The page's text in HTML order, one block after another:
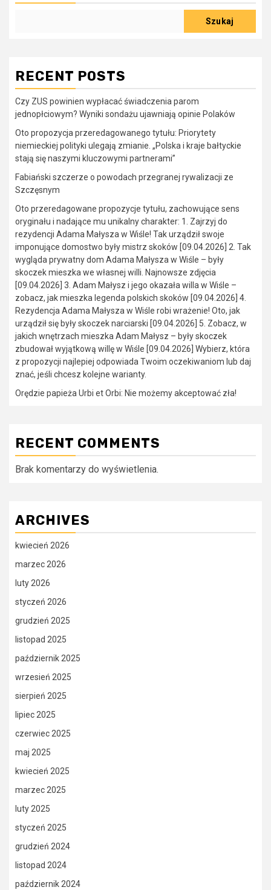
Szukaj
RECENT POSTS
Czy ZUS powinien wypłacać świadczenia parom
jednopłciowym? Wyniki sondażu ujawniają opinie Polaków
Oto propozycja przeredagowanego tytułu: Priorytety
niemieckiej polityki ulegają zmianie. „Polska i kraje bałtyckie
stają się naszymi kluczowymi partnerami”
Fabiański szczerze o powodach przegranej rywalizacji ze
Szczęsnym
Oto przeredagowane propozycje tytułu, zachowujące sens
oryginału i nadające mu unikalny charakter: 1. Zajrzyj do
rezydencji Adama Małysza w Wiśle! Tak urządził swoje
imponujące domostwo były mistrz skoków [09.04.2026] 2. Tak
wygląda prywatny dom Adama Małysza w Wiśle – były
skoczek mieszka we własnej willi. Najnowsze zdjęcia
[09.04.2026] 3. Adam Małysz i jego okazała willa w Wiśle –
zobacz, jak mieszka legenda polskich skoków [09.04.2026] 4.
Rezydencja Adama Małysza w Wiśle robi wrażenie! Oto, jak
urządził się były skoczek narciarski [09.04.2026] 5. Zobacz, w
jakich wnętrzach mieszka Adam Małysz – były skoczek
zbudował wyjątkową willę w Wiśle [09.04.2026] Wybierz, która
z propozycji najlepiej odpowiada Twoim oczekiwaniom lub daj
znać, jeśli chcesz kolejne warianty.
Orędzie papieża Urbi et Orbi: Nie możemy akceptować zła!
RECENT COMMENTS
Brak komentarzy do wyświetlenia.
ARCHIVES
kwiecień 2026
marzec 2026
luty 2026
styczeń 2026
grudzień 2025
listopad 2025
październik 2025
wrzesień 2025
sierpień 2025
lipiec 2025
czerwiec 2025
maj 2025
kwiecień 2025
marzec 2025
luty 2025
styczeń 2025
grudzień 2024
listopad 2024
październik 2024